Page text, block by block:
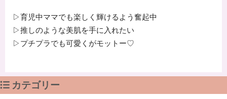
▷育児中ママでも楽しく輝けるよう奮起中
▷推しのような美肌を手に入れたい
▷プチプラでも可愛くがモットー♡
カテゴリー